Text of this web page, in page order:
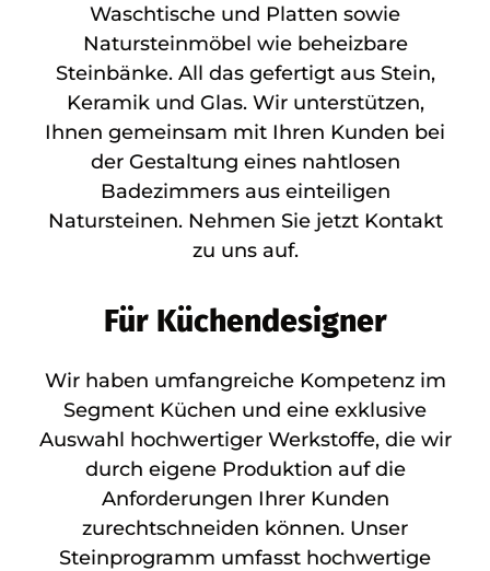
Waschtische und Platten sowie
Natursteinmöbel wie beheizbare
Steinbänke. All das gefertigt aus Stein,
Keramik und Glas. Wir unterstützen,
Ihnen gemeinsam mit Ihren Kunden bei
der Gestaltung eines nahtlosen
Badezimmers aus einteiligen
Natursteinen. Nehmen Sie jetzt Kontakt
zu uns auf.
Für Küchendesigner
Wir haben umfangreiche Kompetenz im
Segment Küchen und eine exklusive
Auswahl hochwertiger Werkstoffe, die wir
durch eigene Produktion auf die
Anforderungen Ihrer Kunden
zurechtschneiden können. Unser
Steinprogramm umfasst hochwertige